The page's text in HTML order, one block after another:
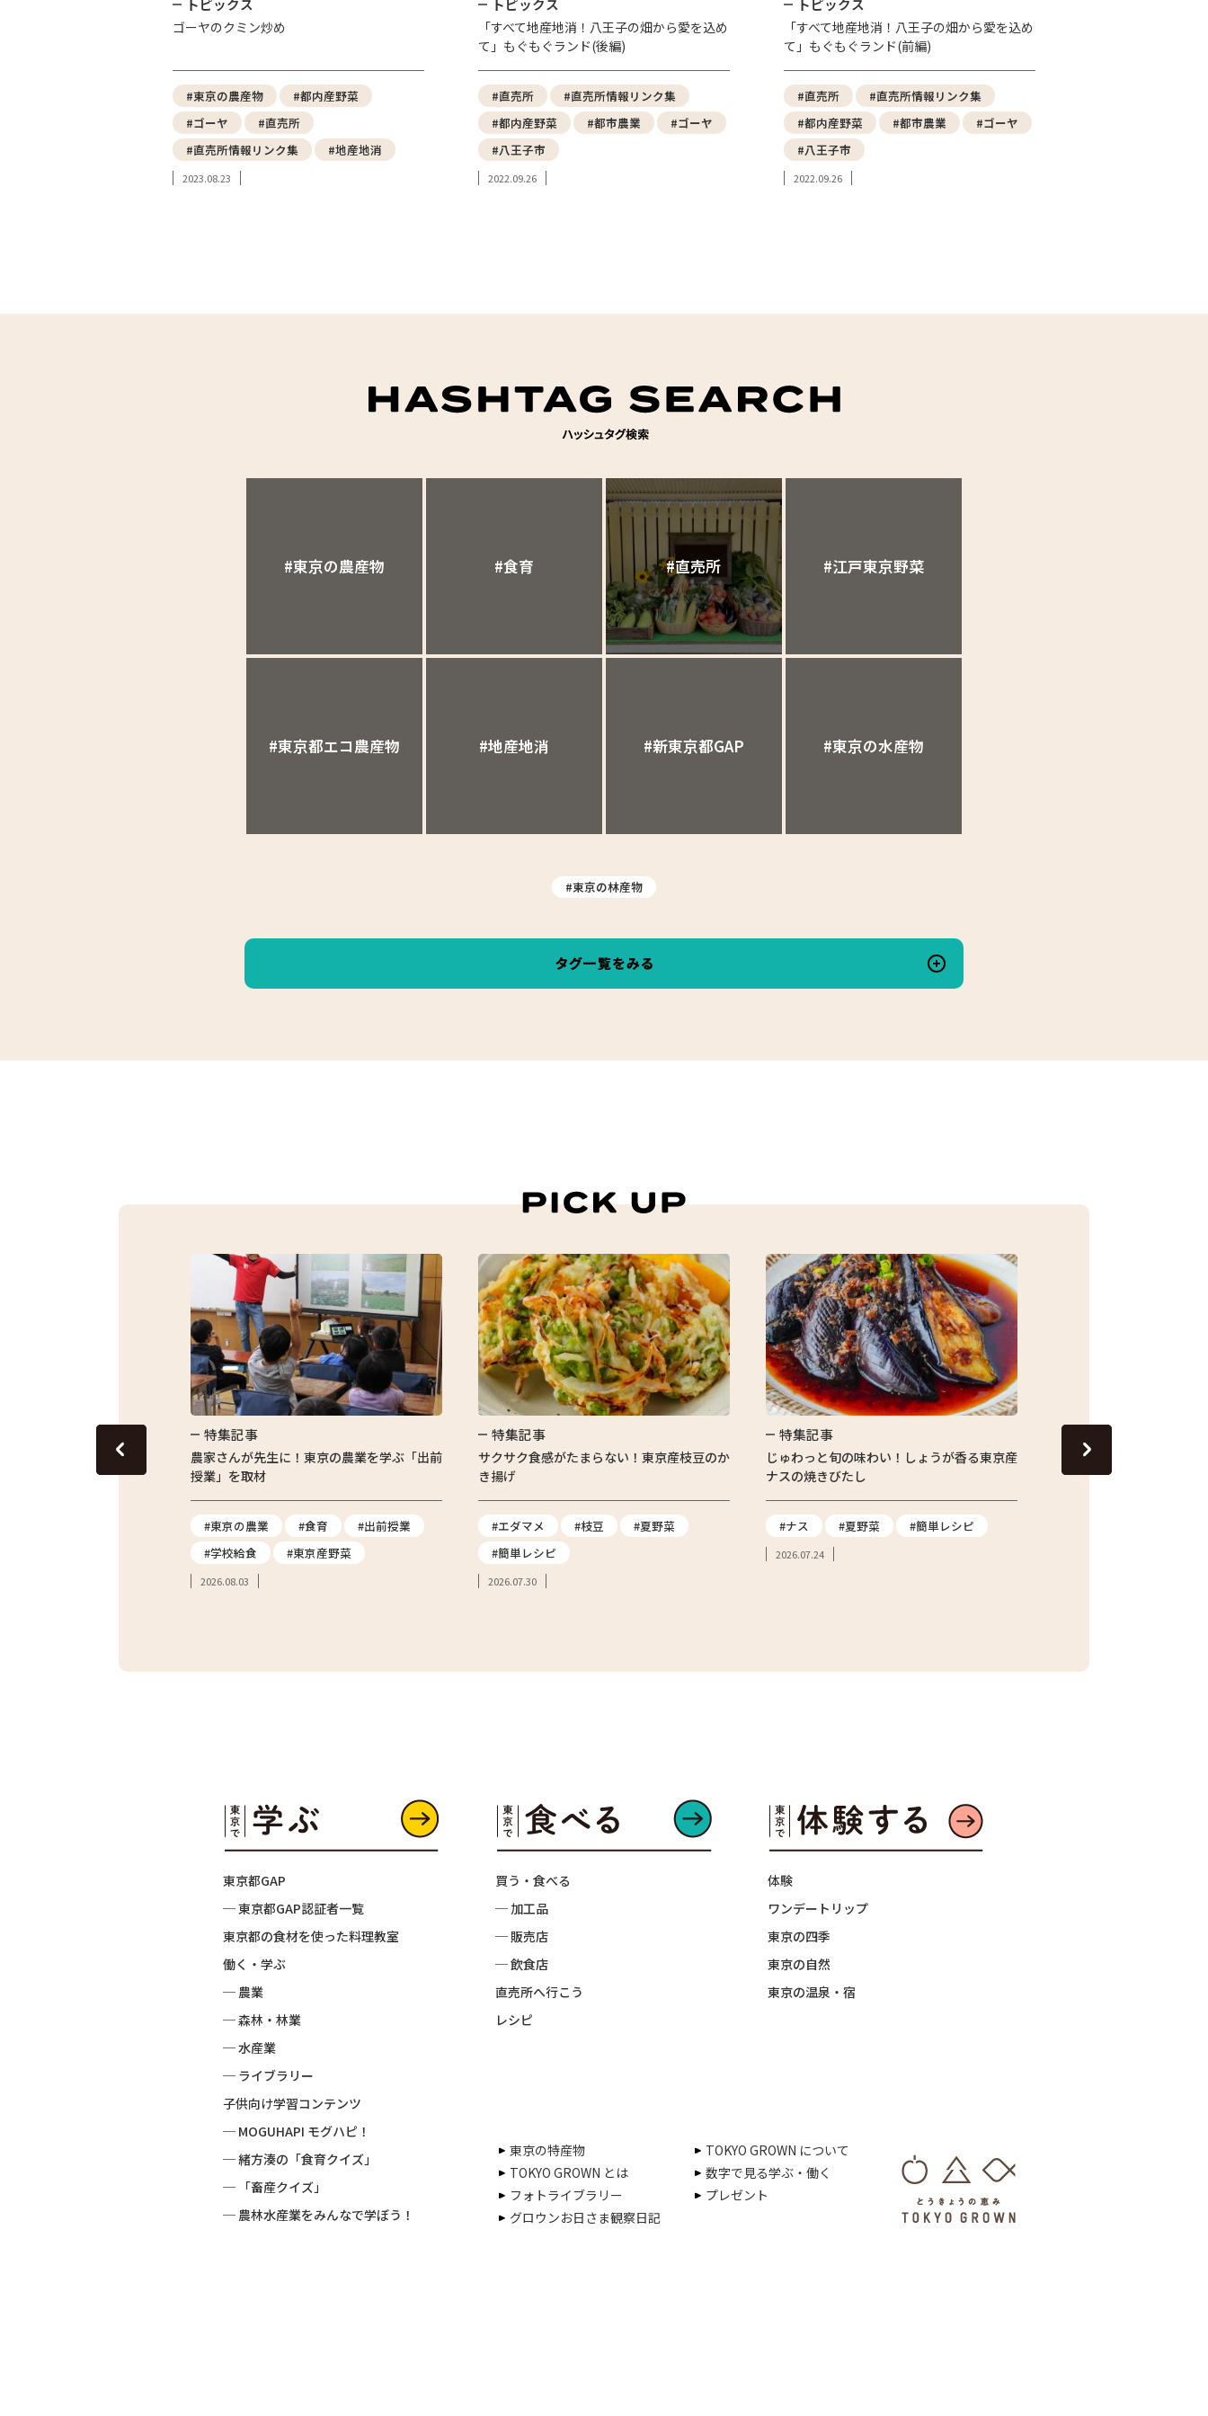
トピックス
ゴーヤのクミン炒め
#東京の農産物
#都内産野菜
#ゴーヤ
#直売所
#直売所情報リンク集
#地産地消
2023.08.23
トピックス
「すべて地産地消！八王子の畑から愛を込め
て」もぐもぐランド(後編)
#直売所
#直売所情報リンク集
#都内産野菜
#都市農業
#ゴーヤ
#八王子市
2022.09.26
トピックス
「すべて地産地消！八王子の畑から愛を込め
て」もぐもぐランド(前編)
#直売所
#直売所情報リンク集
#都内産野菜
#都市農業
#ゴーヤ
#八王子市
2022.09.26
#東京の農産物 #食育 #直売所 #江戸東京野菜
#東京都エコ農産物 #地産地消 #新東京都GAP #東京の水産物
#東京の林産物
ーンピースのおいしさを
特集記事
農家さんが先生に！東京の農業を学ぶ「出前
授業」を取材
#東京の農業 #食育
#出前授業
#学校給食
#東京産野菜
2026.08.03
特集記事
サクサク食感がたまらない！東京産枝豆のか
き揚げ
#エダマメ #枝豆
#夏野菜
#簡単レシピ
2026.07.30
特集記事
じゅわっと旬の味わい！しょうが香る東京産
ナスの焼きびたし
#ナス #夏野菜 #簡単レシピ
2026.07.24
13代目の跡継ぎが守り続
青梅市の「東京富の里
東京都GAP
─ 東京都GAP認証者一覧
東京都の食材を使った料理教室
働く・学ぶ
─ 農業
─ 森林・林業
─ 水産業
─ ライブラリー
子供向け学習コンテンツ
─ MOGUHAPI モグハピ！
─ 緒方湊の「食育クイズ」
─ 「畜産クイズ」
─ 農林水産業をみんなで学ぼう！
買う・食べる
─ 加工品
─ 販売店
─ 飲食店
直売所へ行こう
レシピ
体験
ワンデートリップ
東京の四季
東京の自然
東京の温泉・宿
東京の特産物
TOKYO GROWN について
TOKYO GROWN とは
数字で見る学ぶ・働く
フォトライブラリー
プレゼント
グロウンお日さま観察日記